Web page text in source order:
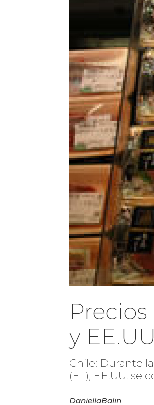
y
Chile: Durante
(FL), EE.UU. se
DaniellaBalin